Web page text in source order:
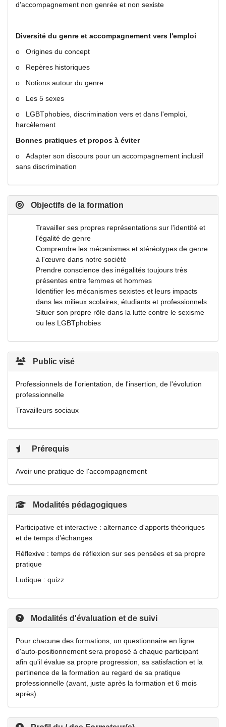
d'accompagnement non genrée et non sexiste
Diversité du genre et accompagnement vers l'emploi
o Origines du concept
o Repères historiques
o Notions autour du genre
o Les 5 sexes
o LGBTphobies, discrimination vers et dans l'emploi,
harcèlement
Bonnes pratiques et propos à éviter
o Adapter son discours pour un accompagnement inclusif
sans discrimination
Objectifs de la formation
Travailler ses propres représentations sur l'identité et
l'égalité de genre
Comprendre les mécanismes et stéréotypes de genre
à l'œuvre dans notre société
Prendre conscience des inégalités toujours très
présentes entre femmes et hommes
Identifier les mécanismes sexistes et leurs impacts
dans les milieux scolaires, étudiants et professionnels
Situer son propre rôle dans la lutte contre le sexisme
ou les LGBTphobies
Public visé
Professionnels de l'orientation, de l'insertion, de l'évolution
professionnelle
Travailleurs sociaux
Prérequis
Avoir une pratique de l'accompagnement
Modalités pédagogiques
Participative et interactive : alternance d'apports théoriques
et de temps d'échanges
Réflexive : temps de réflexion sur ses pensées et sa propre
pratique
Ludique : quizz
Modalités d'évaluation et de suivi
Pour chacune des formations, un questionnaire en ligne
d'auto-positionnement sera proposé à chaque participant
afin qu'il évalue sa propre progression, sa satisfaction et la
pertinence de la formation au regard de sa pratique
professionnelle (avant, juste après la formation et 6 mois
après).